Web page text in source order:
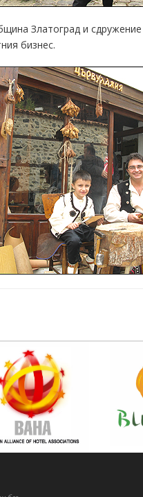
Златоград и
бизнес.